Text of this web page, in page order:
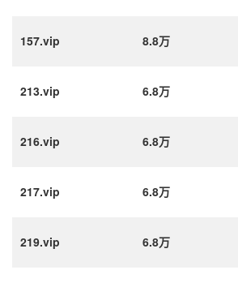
157.vip 8.8万
213.vip 6.8万
216.vip 6.8万
217.vip 6.8万
219.vip 6.8万